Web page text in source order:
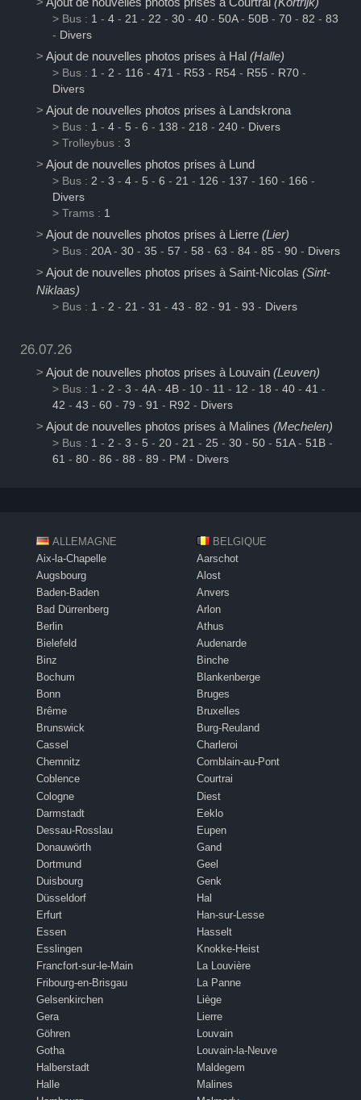
> Bus : 1 - 4 - 21 - 22 - 30 - 40 - 50A- 50B - 70 - 82 - 83
- Divers
> Ajout de nouvelles photos prises à Hal (Halle)
> Bus : 1 - 2 - 116 - 471 - R53 - R54 - R55 - R70 -
Divers
> Ajout de nouvelles photos prises à Landskrona
> Bus : 1 - 4 - 5 - 6 - 138 - 218 - 240 - Divers
> Trolleybus : 3
> Ajout de nouvelles photos prises à Lund
> Bus : 2 - 3 - 4 - 5 - 6 - 21 - 126 - 137 - 160 - 166 -
Divers
> Trams : 1
> Ajout de nouvelles photos prises à Lierre (Lier)
> Bus : 20A- 30 - 35 - 57 - 58 - 63 - 84 - 85 - 90 - Divers
> Ajout de nouvelles photos prises à Saint-Nicolas (Sint-
Niklaas)
> Bus : 1 - 2 - 21 - 31 - 43 - 82 - 91 - 93 - Divers
26.07.26
> Ajout de nouvelles photos prises à Louvain (Leuven)
> Bus : 1 - 2 - 3 - 4A- 4B - 10 - 11 - 12 - 18 - 40 - 41 -
42 - 43 - 60 - 79 - 91 - R92 - Divers
> Ajout de nouvelles photos prises à Malines (Mechelen)
> Bus : 1 - 2 - 3 - 5 - 20 - 21 - 25 - 30 - 50 - 51A- 51B -
61 - 80 - 86 - 88 - 89 - PM - Divers
ALLEMAGNE
Aix-la-Chapelle
Augsbourg
Baden-Baden
Bad Dürrenberg
Berlin
Bielefeld
Binz
Bochum
Bonn
Brême
Brunswick
Cassel
Chemnitz
Coblence
Cologne
Darmstadt
Dessau-Rosslau
Donauwörth
Dortmund
Duisbourg
Düsseldorf
Erfurt
Essen
Esslingen
Francfort-sur-le-Main
Fribourg-en-Brisgau
Gelsenkirchen
Gera
Göhren
Gotha
Halberstadt
Halle
BELGIQUE
Aarschot
Alost
Anvers
Arlon
Athus
Audenarde
Binche
Blankenberge
Bruges
Bruxelles
Burg-Reuland
Charleroi
Comblain-au-Pont
Courtrai
Diest
Eeklo
Eupen
Gand
Geel
Genk
Hal
Han-sur-Lesse
Hasselt
Knokke-Heist
La Louvière
La Panne
Liège
Lierre
Louvain
Louvain-la-Neuve
Maldegem
Malines